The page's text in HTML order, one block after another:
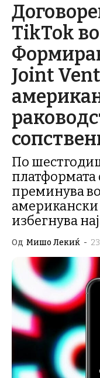
TikTok
Joint
По
преминува
американски
избегнува
Од Мишо Лекиќ -